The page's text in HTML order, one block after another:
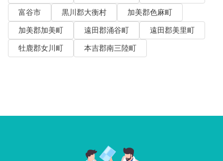
富谷市
黒川郡大衡村
加美郡色麻町
加美郡加美町
遠田郡涌谷町
遠田郡美里町
牡鹿郡女川町
本吉郡南三陸町